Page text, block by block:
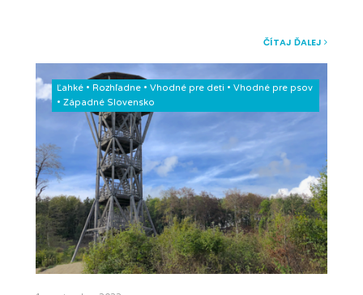
ČÍTAJ ĎALEJ
Ľahké • Rozhľadne • Vhodné pre deti • Vhodné pre psov
• Západné Slovensko